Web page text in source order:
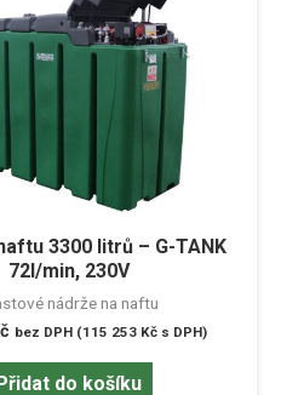
3300 litrů – G-TANK
72l/min, 230V
nádrže na naftu
bez DPH (115 253 Kčs DPH)
do košíku